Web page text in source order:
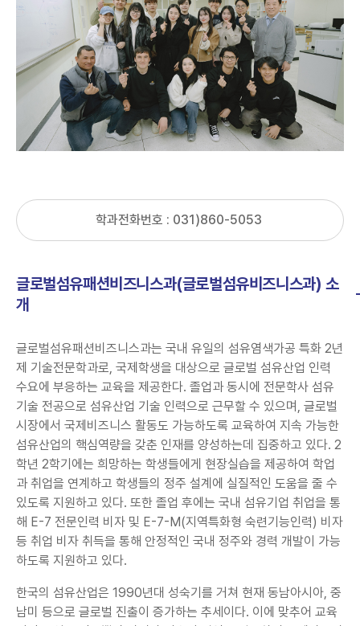
학과전화번호 : 031)860-5053
글로벌섬유패션비즈니스과(글로벌섬유비즈니스과) 소
개
글로벌섬유패션비즈니스과는 국내 유일의 섬유염색가공 특화 2년
제 기술전문학과로, 국제학생을 대상으로 글로벌 섬유산업 인력
수요에 부응하는 교육을 제공한다. 졸업과 동시에 전문학사 섬유
기술 전공으로 섬유산업 기술 인력으로 근무할 수 있으며, 글로벌
시장에서 국제비즈니스 활동도 가능하도록 교육하여 지속 가능한
섬유산업의 핵심역량을 갖춘 인재를 양성하는데 집중하고 있다. 2
학년 2학기에는 희망하는 학생들에게 현장실습을 제공하여 학업
과 취업을 연계하고 학생들의 정주 설계에 실질적인 도움을 줄 수
있도록 지원하고 있다. 또한 졸업 후에는 국내 섬유기업 취업을 통
해 E-7 전문인력 비자 및 E-7-M(지역특화형 숙련기능인력) 비자
등 취업 비자 취득을 통해 안정적인 국내 정주와 경력 개발이 가능
하도록 지원하고 있다.
한국의 섬유산업은 1990년대 성숙기를 거쳐 현재 동남아시아, 중
남미 등으로 글로벌 진출이 증가하는 추세이다. 이에 맞추어 교육